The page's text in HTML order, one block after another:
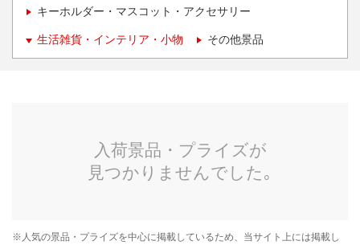
キーホルダー・マスコット・アクセサリー
生活雑貨・インテリア・小物 その他景品